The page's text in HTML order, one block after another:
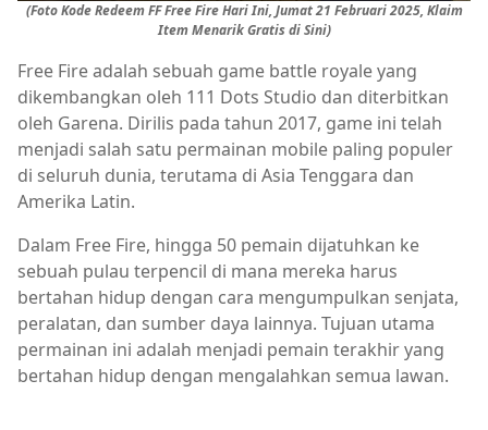
(Foto Kode Redeem FF Free Fire Hari Ini, Jumat 21 Februari 2025, Klaim
Item Menarik Gratis di Sini)
Free Fire adalah sebuah game battle royale yang
dikembangkan oleh 111 Dots Studio dan diterbitkan
oleh Garena. Dirilis pada tahun 2017, game ini telah
menjadi salah satu permainan mobile paling populer
di seluruh dunia, terutama di Asia Tenggara dan
Amerika Latin.
Dalam Free Fire, hingga 50 pemain dijatuhkan ke
sebuah pulau terpencil di mana mereka harus
bertahan hidup dengan cara mengumpulkan senjata,
peralatan, dan sumber daya lainnya. Tujuan utama
permainan ini adalah menjadi pemain terakhir yang
bertahan hidup dengan mengalahkan semua lawan.